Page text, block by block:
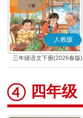
人教版
三年级语文下册(2026春版)
(部编版)
四年级